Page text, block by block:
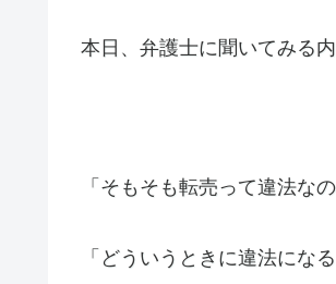
本日、弁護士に聞いてみる
「そもそも転売って違法な
「どういうときに違法にな